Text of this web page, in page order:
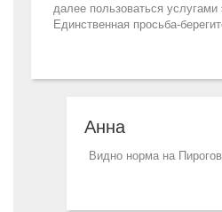
далее пользоваться
Единственная просьба-
Анна
Видно норма на